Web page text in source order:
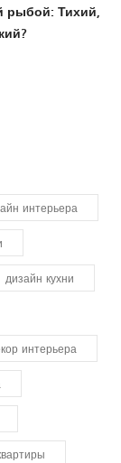
рыбой: Тихий,
интерьера
дизайн кухни
интерьера